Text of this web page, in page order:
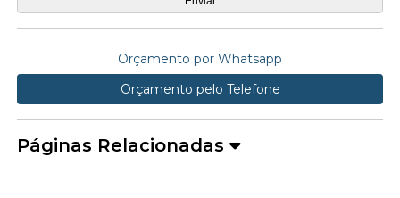
Orçamento por Whatsapp
Orçamento pelo Telefone
Páginas Relacionadas